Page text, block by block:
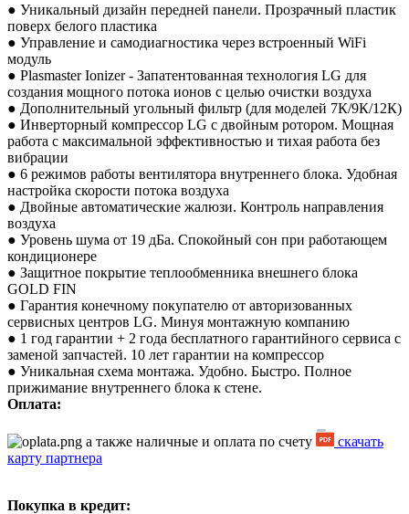
● Уникальный дизайн передней панели. Прозрачный пластик
поверх белого пластика
● Управление и самодиагностика через встроенный WiFi
модуль
● Plasmaster Ionizer - Запатентованная технология LG для
создания мощного потока ионов с целью очистки воздуха
● Дополнительный угольный фильтр (для моделей 7К/9К/12К)
● Инверторный компрессор LG с двойным ротором. Мощная
работа с максимальной эффективностью и тихая работа без
вибрации
● 6 режимов работы вентилятора внутреннего блока. Удобная
настройка скорости потока воздуха
● Двойные автоматические жалюзи. Контроль направления
воздуха
● Уровень шума от 19 дБа. Спокойный сон при работающем
кондиционере
● Защитное покрытие теплообменника внешнего блока
GOLD FIN
● Гарантия конечному покупателю от авторизованных
сервисных центров LG. Минуя монтажную компанию
● 1 год гарантии + 2 года бесплатного гарантийного сервиса с
заменой запчастей. 10 лет гарантии на компрессор
● Уникальная схема монтажа. Удобно. Быстро. Полное
прижимание внутреннего блока к стене.
Оплата:
а также наличные и оплата по счету
скачать
карту партнера
Покупка в кредит: